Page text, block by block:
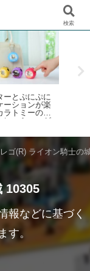
ーとぷにぷに
ーションが楽
ラトミーの液
にコミュ」が
オキャラクタ
レゴ(R) ライオン騎士の
10305
報などに基づく
す。
検索